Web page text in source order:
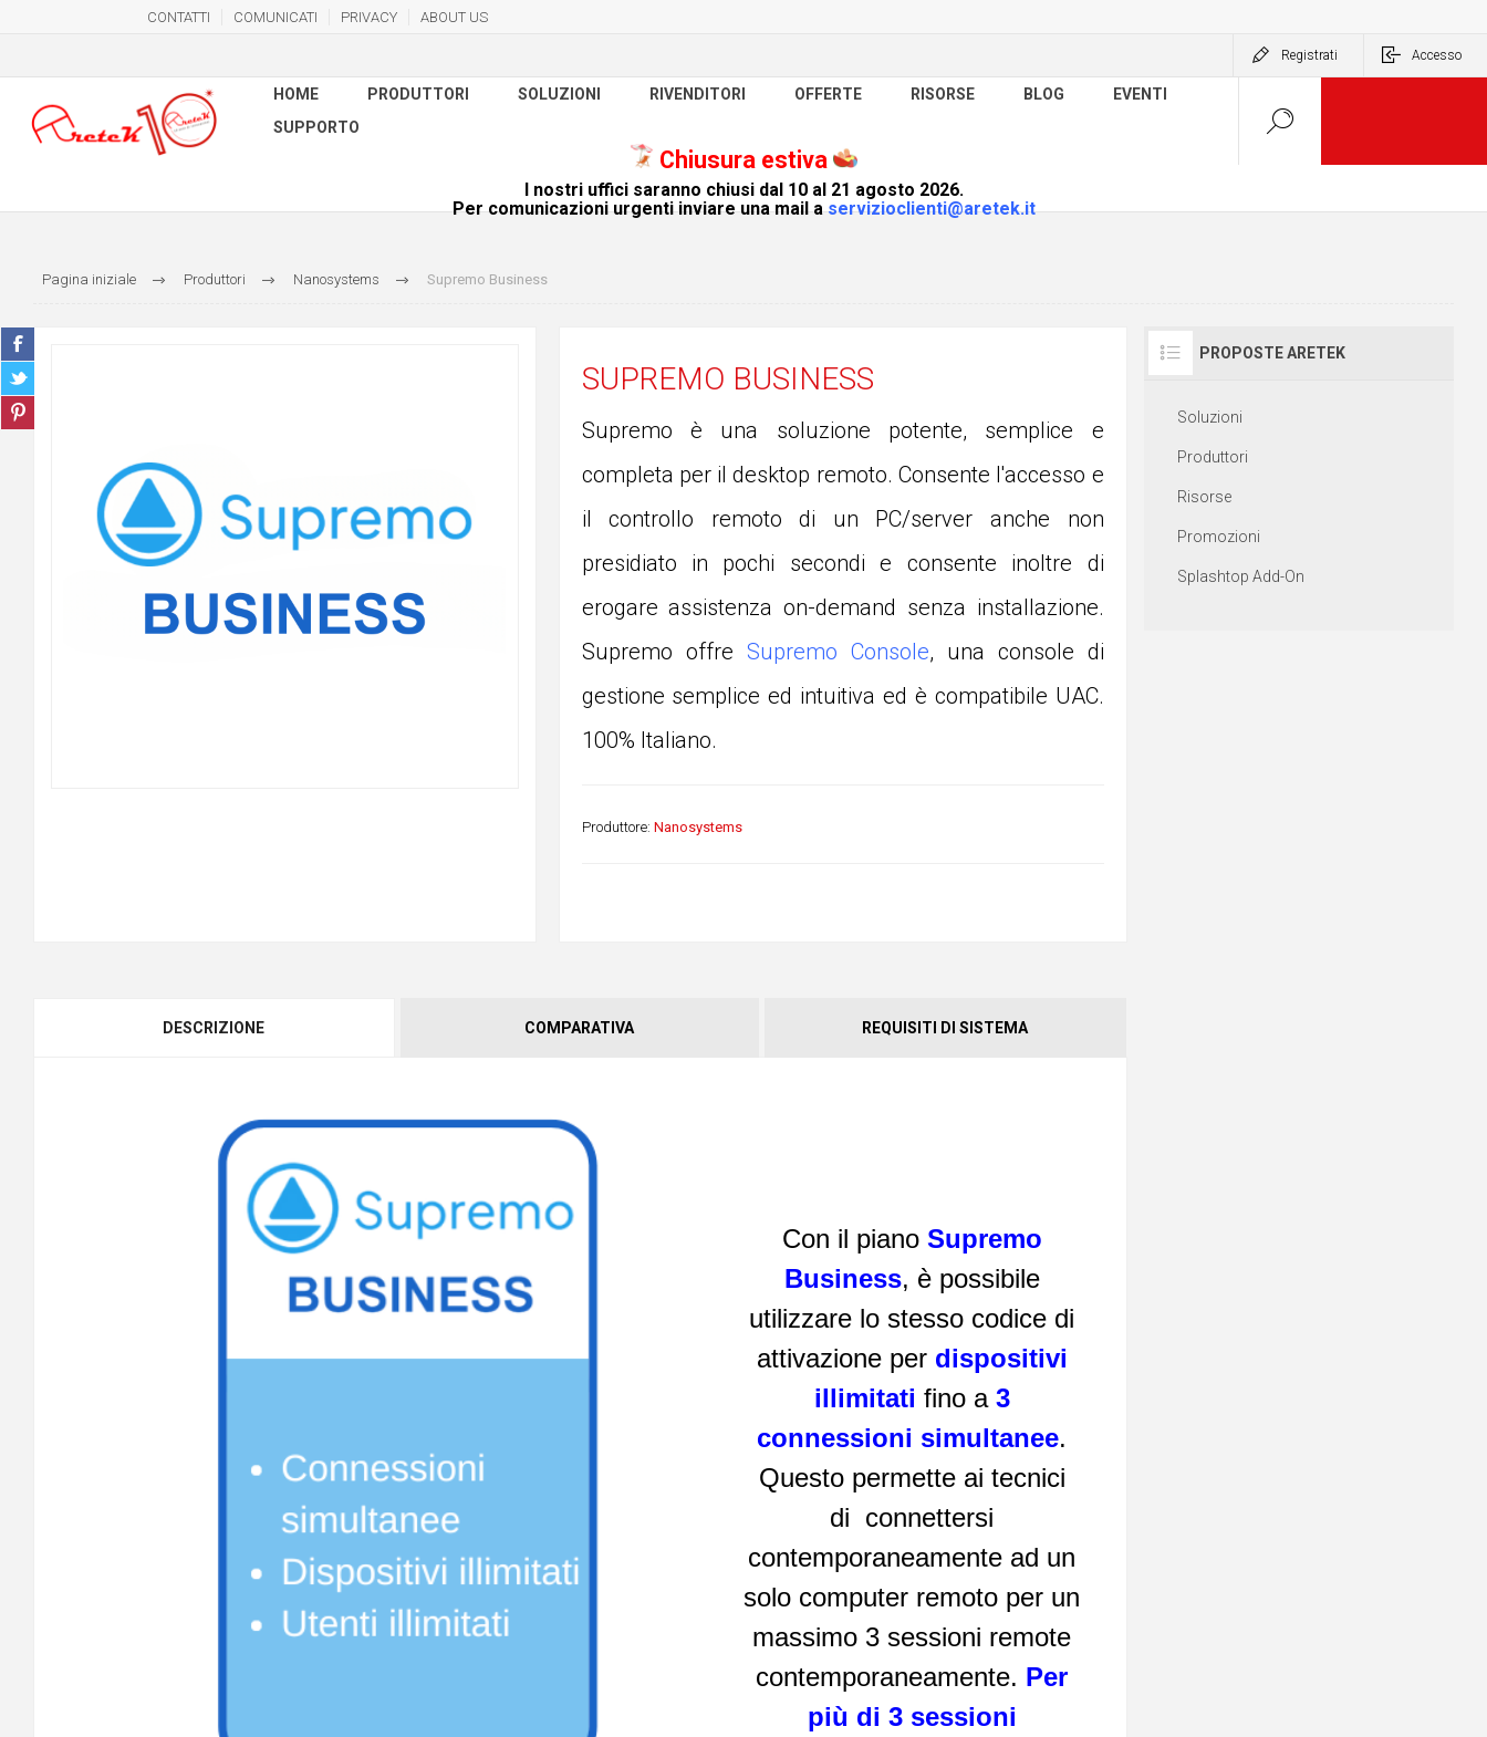
CONTATTI COMUNICATI PRIVACY ABOUT US
Registrati Accesso
HOME PRODUTTORI SOLUZIONI RIVENDITORI OFFERTE RISORSE BLOG
EVENTI
SUPPORTO
Chiusura estiva
I nostri uffici saranno chiusi dal 10 al 21 agosto 2026.
Per comunicazioni urgenti inviare una mail aservizioclienti@aretek.it
Pagina iniziale Produttori Nanosystems Supremo Business
SUPREMO BUSINESS
Supremo è una soluzione potente, semplice e
completa per il desktop remoto. Consente l'accesso e
il controllo remoto di un PC/server anche non
presidiato in pochi secondi e consente inoltre di
erogare assistenza on-demand senza installazione.
Supremo offre Supremo Console, una console di
gestione semplice ed intuitiva ed è compatibile UAC.
100% Italiano.
Produttore: Nanosystems
DESCRIZIONE COMPARATIVA REQUISITI DI SISTEMA
Con il piano Supremo
Business, è possibile
utilizzare lo stesso codice di
attivazione per dispositivi
illimitati fino a3
connessioni simultanee.
Questo permette ai tecnici
di connettersi
contemporaneamente ad un
solo computer remoto per un
massimo 3 sessioni remote
contemporaneamente. Per
più di 3 sessioni
PROPOSTE ARETEK
Soluzioni
Produttori
Risorse
Promozioni
Splashtop Add-On